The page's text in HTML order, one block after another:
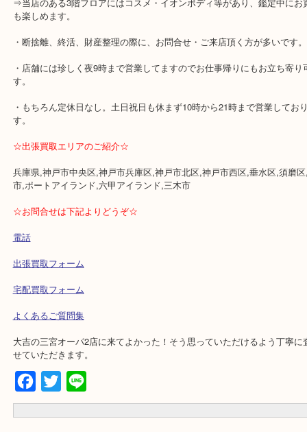
・近隣にコインパーキングが多数あります。
・1万円以上ご成約の際に、交通費500円バックします。
⇒HP限定なのでご成約時に「HP特典の交通費」と査定員にお伝え
※金券・両替・インゴットは対象外です。
・女性又は男性お一人でのご来店が多いですが、ご夫婦・お友達・
多くご来店頂いております。
も楽しめます。
・断捨離、終活、財産整理の際に、お問合せ・ご来店頂く方が多い
す。
・もちろん定休日なし。土日祝日も休まず10時から21時まで営業し
す。
☆出張買取エリアのご紹介☆
兵庫県,神戸市中央区,神戸市兵庫区,神戸市北区,神戸市西区,垂水区,
☆お問合せは下記よりどうぞ☆
電話